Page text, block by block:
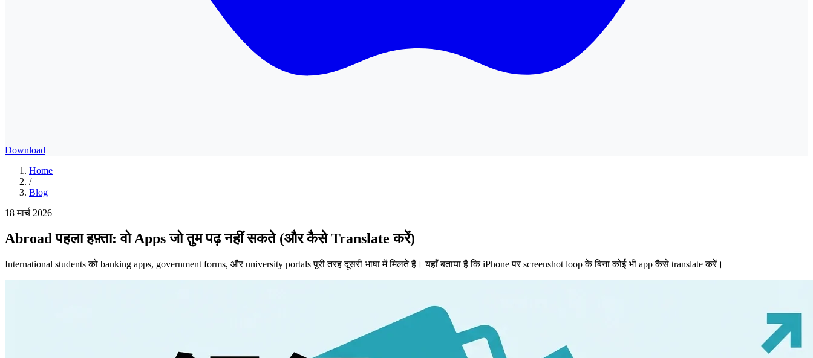
Download
Home
/
Blog
18 मार्च 2026
Abroad पहला हफ़्ता: वो Apps जो तुम पढ़ नहीं सकते (और कैसे Translate करें)
International students को banking apps, government forms, और university portals पूरी तरह दूसरी भाषा में मिलते हैं। यहाँ बताया है कि iPhone पर screenshot loop के बिना कोई भी app कैसे translate करें।